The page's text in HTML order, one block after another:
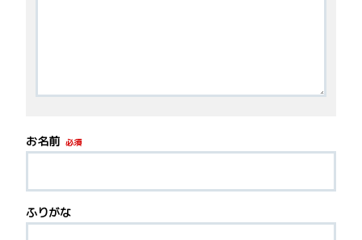
お名前 必須
ふりがな